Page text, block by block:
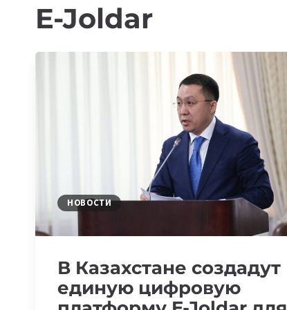
E-Joldar
НОВОСТИ
В Казахстане создадут
единую цифровую